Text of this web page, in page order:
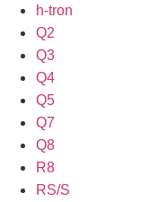
h-tron
Q2
Q3
Q4
Q5
Q7
Q8
R8
RS/S